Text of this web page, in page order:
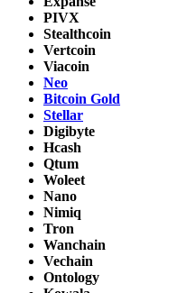
PIVX
Stealthcoin
Vertcoin
Viacoin
Neo
Bitcoin Gold
Stellar
Digibyte
Hcash
Qtum
Woleet
Nano
Nimiq
Tron
Wanchain
Vechain
Ontology